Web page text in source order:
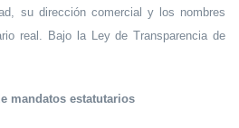
su dirección comercial y los nombres
real. Bajo la Ley de Transparencia de
mandatos estatutarios